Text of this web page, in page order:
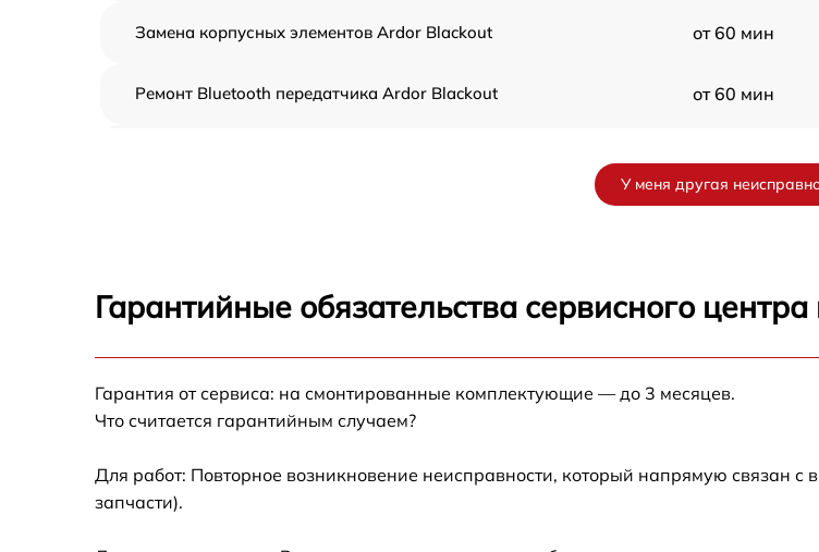
Замена корпусных элементов Ardor Blackout от 60 мин
Ремонт Bluetooth передатчика Ardor Blackout от 60 мин
Ремонт разъема зарядки Ardor Blackout от 60 мин
У меня другая
Гарантийные обязательства сервисного
Гарантия от сервиса: на смонтированные комплектующие — до 3 месяцев.
Что считается гарантийным случаем?
Для работ: Повторное возникновение неисправности, который напрямую связан
запчасти).